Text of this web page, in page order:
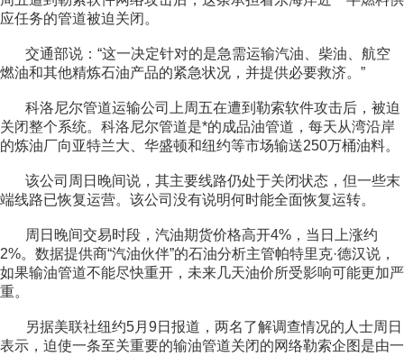
应任务的管道被迫关闭。
交通部说：“这一决定针对的是急需运输汽油、柴油、航空
燃油和其他精炼石油产品的紧急状况，并提供必要救济。”
科洛尼尔管道运输公司上周五在遭到勒索软件攻击后，被迫
关闭整个系统。科洛尼尔管道是*的成品油管道，每天从湾沿岸
的炼油厂向亚特兰大、华盛顿和纽约等市场输送250万桶油料。
该公司周日晚间说，其主要线路仍处于关闭状态，但一些末
端线路已恢复运营。该公司没有说明何时能全面恢复运转。
周日晚间交易时段，汽油期货价格高开4%，当日上涨约
2%。数据提供商“汽油伙伴”的石油分析主管帕特里克·德汉说，
如果输油管道不能尽快重开，未来几天油价所受影响可能更加严
重。
另据美联社纽约5月9日报道，两名了解调查情况的人士周日
表示，迫使一条至关重要的输油管道关闭的网络勒索企图是由一